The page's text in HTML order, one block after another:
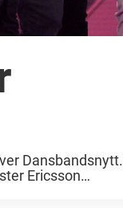
Dansbandsnytt.
Ericsson